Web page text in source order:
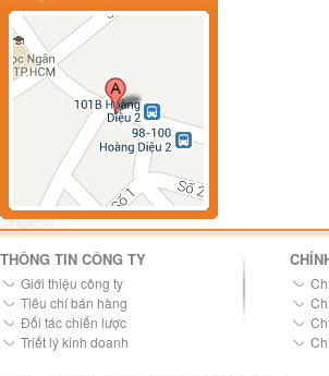
THÔNG TIN CÔNG TY
Giới thiệu công ty
Tiêu chí bán hàng
Đối tác chiến lược
Triết lý kinh doanh